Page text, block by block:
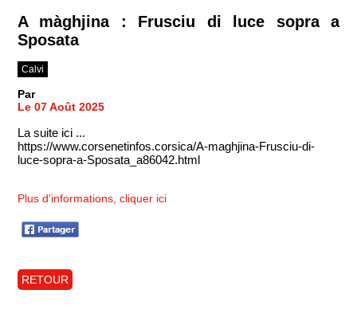
A màghjina : Frusciu di luce sopra a
Sposata
Calvi
Par
Le 07 Août 2025
La suite ici ...
https://www.corsenetinfos.corsica/A-maghjina-Frusciu-di-
luce-sopra-a-Sposata_a86042.html
Plus d'informations, cliquer ici
RETOUR